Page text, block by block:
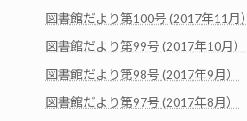
図書館だより第100号 (2017年11月）
図書館だより第99号 (2017年10月）
図書館だより第98号 (2017年9月）
図書館だより第97号 (2017年8月）